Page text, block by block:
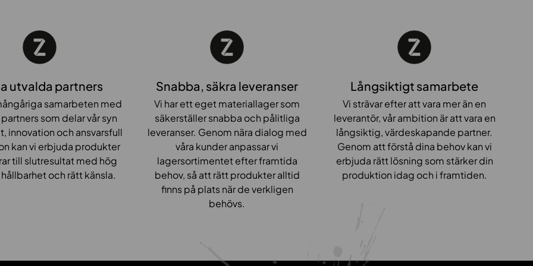
7
0
7
0
utvalda partners
samarbeten med
som delar vår syn
innovation och ansvarsfull
kan vi erbjuda produkter
till slutresultat med hög
och rätt känsla.
Snabba, säkra leveranser
Vi har ett eget materiallager som
säkerställer snabba och pålitliga
leveranser. Genom nära dialog med
våra kunder anpassar vi
lagersortimentet efter framtida
behov, så att rätt produkter alltid
finns på plats när de verkligen
behövs.
Långsiktigt samarbete
Vi strävar efter att vara mer än en
leverantör, vår ambition är att vara en
långsiktig, värdeskapande partner.
Genom att förstå dina behov kan vi
erbjuda rätt lösning som stärker din
produktion idag och i framtiden.